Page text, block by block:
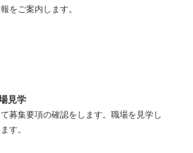
をご案内します。
見学
募集要項の確認をします。職場を見学し
す。